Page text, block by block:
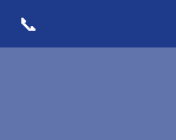
📞